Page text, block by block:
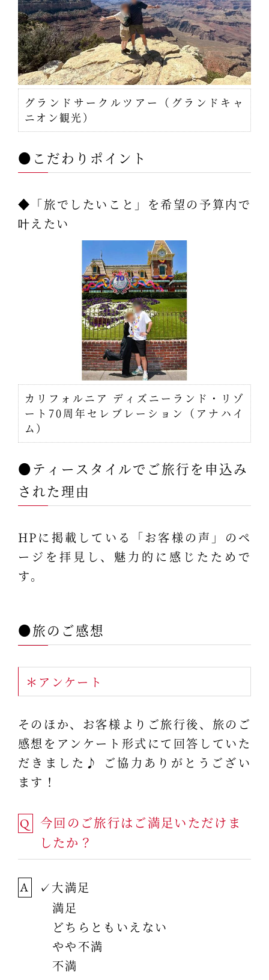
グランドサークルツアー（グランドキャ
ニオン観光）
●こだわりポイント
◆「旅でしたいこと」を希望の予算内で
叶えたい
カリフォルニア ディズニーランド・リゾ
ート70周年セレブレーション（アナハイ
ム）
●ティースタイルでご旅行を申込み
された理由
HPに掲載している「お客様の声」のペ
ージを拝見し、魅力的に感じたためで
す。
●旅のご感想
＊アンケート
そのほか、お客様よりご旅行後、旅のご
感想をアンケート形式にて回答していた
だきました♪ ご協力ありがとうござい
ます！
Q
今回のご旅行はご満足いただけま
したか？
A
✓大満足
満足
どちらともいえない
やや不満
不満